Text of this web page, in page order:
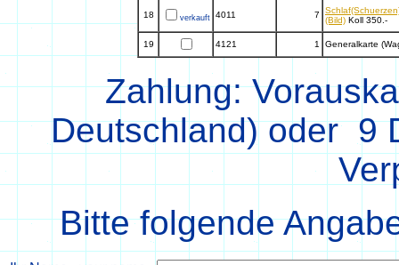
18 verkauft 4011 7
(Bild) Koll 350.-
19 4121 1 Generalkarte
Zahlung:
Deutschland) oder 9
Bitte folgende